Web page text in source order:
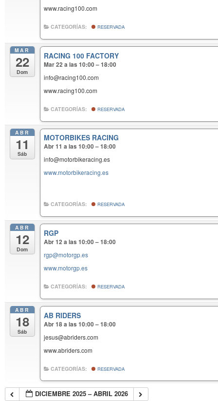
www.racing100.com
CATEGORÍAS: RESERVADA
MAR
22
Dom
RACING 100 FACTORY
Mar 22 a las 10:00 – 18:00
info@racing100.com
www.racing100.com
CATEGORÍAS: RESERVADA
ABR
11
Sáb
MOTORBIKES RACING
Abr 11 a las 10:00 – 18:00
info@motorbikeracing.es
www.motorbikeracing.es
CATEGORÍAS: RESERVADA
ABR
12
Dom
RGP
Abr 12 a las 10:00 – 18:00
rgp@motorgp.es
www.motorgp.es
CATEGORÍAS: RESERVADA
ABR
18
Sáb
AB RIDERS
Abr 18 a las 10:00 – 18:00
jesus@abriders.com
www.abriders.com
CATEGORÍAS: RESERVADA
DICIEMBRE 2025 – ABRIL 2026